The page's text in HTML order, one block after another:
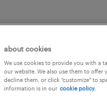
about cookies
We use cookies to provide you with a
our website. We also use them to offer
decline them, or click "customize" to
information is in our cookie policy.